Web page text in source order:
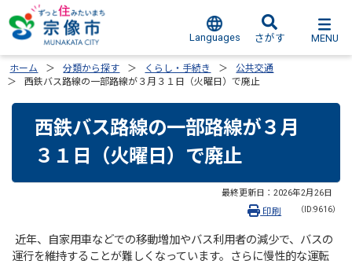
Languages さがす MENU
ホーム 分類から探す くらし・手続き
公共交通
西鉄バス路線の一部路線が３月３１日（火曜日）で廃止
西鉄バス路線の一部路線が３月
３１日（火曜日）で廃止
最終更新日： 2026年2月26日
（ID:9616）
印刷
近年、自家用車などでの移動増加やバス利用者の減少で、バスの
運行を維持することが難しくなっています。さらに慢性的な運転